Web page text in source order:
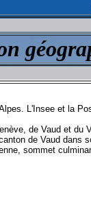
L'Insee et la
de Vaud et du
de Vaud dans
sommet